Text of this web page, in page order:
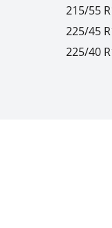
215/55
225/45
225/40